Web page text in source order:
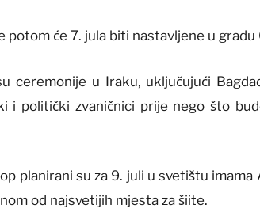
potom će 7. jula biti nastavljene u gradu
ceremonije u Iraku, uključujući
i politički zvaničnici prije nego što
planirani su za 9. juli u svetištu
od najsvetijih mjesta za šiite.